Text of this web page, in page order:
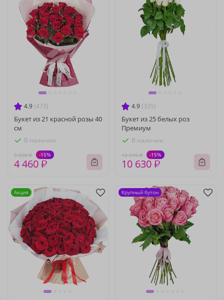
4.9 (473)
Букет из 21 красной розы 40
см
В наличии
5 250 ₽ -15%
4 460 ₽
4.9 (335)
Букет из 25 белых роз
Премиум
В наличии
12 510 ₽ -15%
10 630 ₽
Акция Крупный бутон